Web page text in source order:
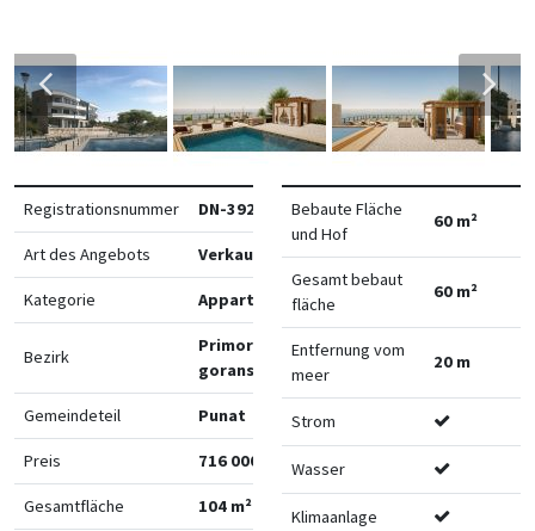
Registrationsnummer DN-39229
Art des Angebots Verkauf
Kategorie Appartements
Bezirk
Primorsko-
goranska
Gemeindeteil Punat
Preis 716 000 €
Gesamtfläche 104 m²
Bebaute Fläche
und Hof
60 m²
Gesamt bebaut
fläche
60 m²
Entfernung vom
meer
20 m
Strom
Wasser
Klimaanlage